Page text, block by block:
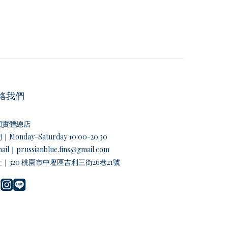
我們
實體總店
｜Monday-Saturday 10:00-20:30
｜prussianblue.fins@gmail.com
320 桃園市中壢區吉利三街26巷21號